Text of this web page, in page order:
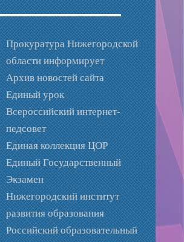
Прокуратура Нижегородской
области информирует
Архив новостей сайта
Единый урок
Всероссийский интернет-
педсовет
Единая коллекция ЦОР
Единый Государственный
Экзамен
Нижегородский институт
развития образования
Российский образовательный